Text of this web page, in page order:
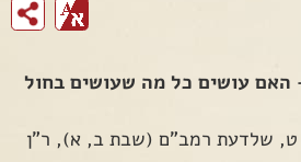
האם עושים כל מה שעושים בחול
שלדעת רמב"ם (שבת ב, א), ר"ן